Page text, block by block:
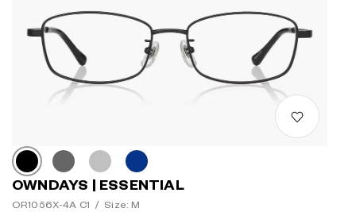
OWNDAYS | ESSENTIAL
OR1056X-4A C1 / Size: M